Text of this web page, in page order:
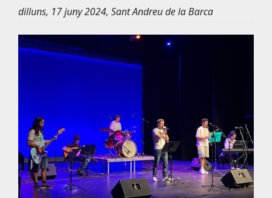
dilluns, 17 juny 2024, Sant Andreu de la Barca